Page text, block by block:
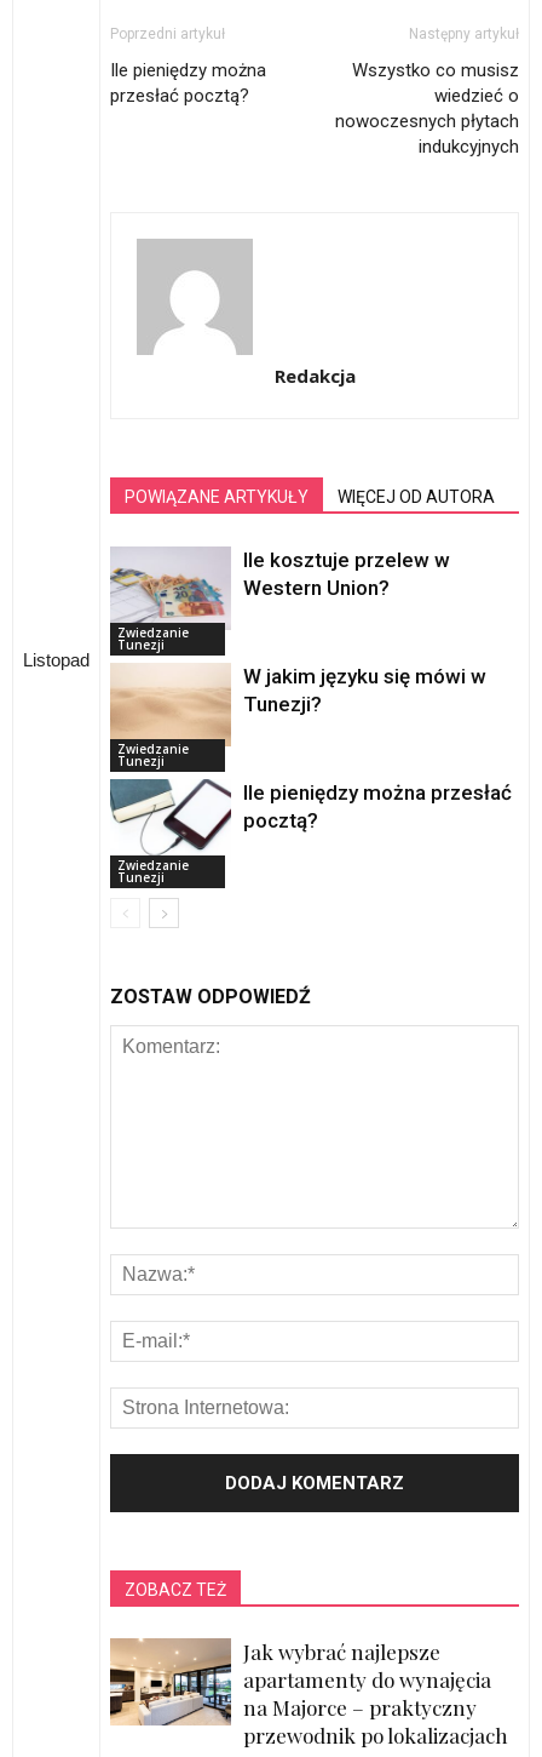
Listopad
Poprzedni artykuł
Ile pieniędzy można
przesłać pocztą?
Następny artykuł
Wszystko co musisz
wiedzieć o
nowoczesnych płytach
indukcyjnych
Redakcja
POWIĄZANE ARTYKUŁY WIĘCEJ OD AUTORA
Zwiedzanie
Tunezji
Ile kosztuje przelew w
Western Union?
Zwiedzanie
Tunezji
W jakim języku się mówi w
Tunezji?
Zwiedzanie
Tunezji
Ile pieniędzy można przesłać
pocztą?
ZOSTAW ODPOWIEDŹ
ZOBACZ TEŻ
Jak wybrać najlepsze
apartamenty do wynajęcia
na Majorce – praktyczny
przewodnik po lokalizacjach